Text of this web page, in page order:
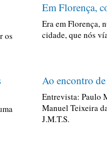
os
Em Florença,
Era em Florença,
cidade, que nós
Ao encontro
Entrevista: Paulo
Manuel Teixeira
J.M.T.S.